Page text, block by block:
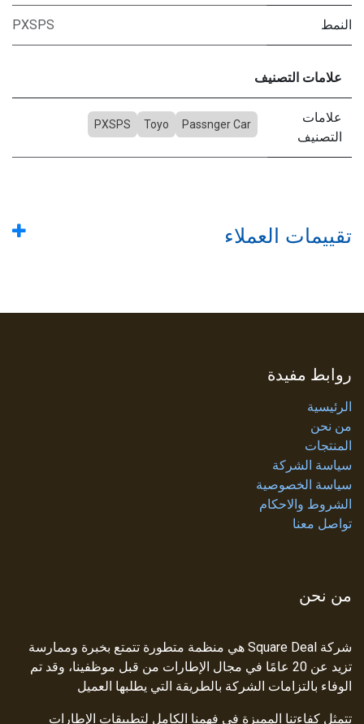
النمط PXSPS
علامات التصنيف
علامات
التصنيف
Passnger Car
Toyo
PXSPS
تقييمات العملاء
روابط مفيدة
الرئيسية
من نحن
المنتجات
سياسة الشركة
سياسة الخصوصية
الشروط والاحكام
تواصل معنا
من نحن
شركة Square Deal هي منظمة متطورة تتمتع بخبرة وممارسة
تزيد عن 20 عامًا في مجال الإطارات من قبل موظفينا، وقد تم
الوفاء بالتزامات الشركة بالطريقة التي يطلبها العميل
تتمثل كفاءتنا المميزة في فهمنا الكامل لتطبيقات الإطارات